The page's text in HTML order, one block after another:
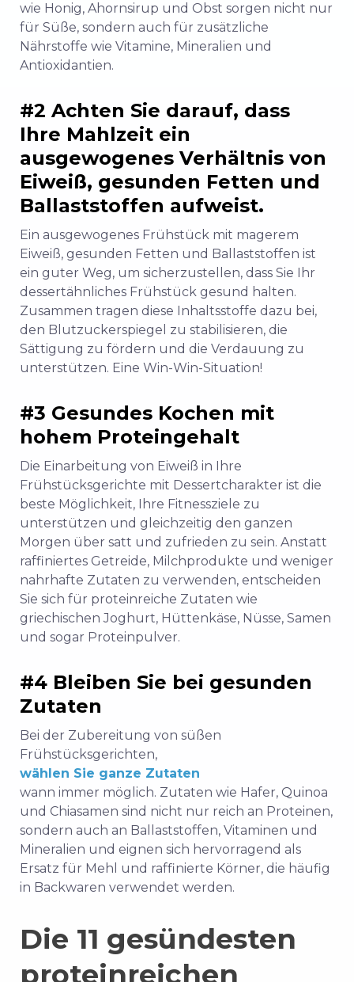
wie Honig, Ahornsirup und Obst sorgen nicht nur
für Süße, sondern auch für zusätzliche
Nährstoffe wie Vitamine, Mineralien und
Antioxidantien.
#2 Achten Sie darauf, dass
Ihre Mahlzeit ein
ausgewogenes Verhältnis von
Eiweiß, gesunden Fetten und
Ballaststoffen aufweist.
Ein ausgewogenes Frühstück mit magerem
Eiweiß, gesunden Fetten und Ballaststoffen ist
ein guter Weg, um sicherzustellen, dass Sie Ihr
dessertähnliches Frühstück gesund halten.
Zusammen tragen diese Inhaltsstoffe dazu bei,
den Blutzuckerspiegel zu stabilisieren, die
Sättigung zu fördern und die Verdauung zu
unterstützen. Eine Win-Win-Situation!
#3 Gesundes Kochen mit
hohem Proteingehalt
Die Einarbeitung von Eiweiß in Ihre
Frühstücksgerichte mit Dessertcharakter ist die
beste Möglichkeit, Ihre Fitnessziele zu
unterstützen und gleichzeitig den ganzen
Morgen über satt und zufrieden zu sein. Anstatt
raffiniertes Getreide, Milchprodukte und weniger
nahrhafte Zutaten zu verwenden, entscheiden
Sie sich für proteinreiche Zutaten wie
griechischen Joghurt, Hüttenkäse, Nüsse, Samen
und sogar Proteinpulver.
#4 Bleiben Sie bei gesunden
Zutaten
Bei der Zubereitung von süßen
Frühstücksgerichten,
wählen Sie ganze Zutaten
wann immer möglich. Zutaten wie Hafer, Quinoa
und Chiasamen sind nicht nur reich an Proteinen,
sondern auch an Ballaststoffen, Vitaminen und
Mineralien und eignen sich hervorragend als
Ersatz für Mehl und raffinierte Körner, die häufig
in Backwaren verwendet werden.
Die 11 gesündesten
proteinreichen